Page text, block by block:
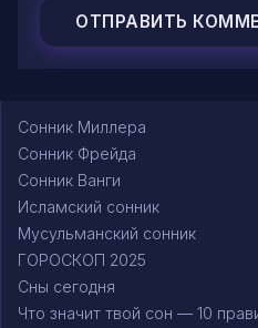
Сонник Миллера
Сонник Фрейда
Сонник Ванги
Исламский сонник
Мусульманский сонник
ГОРОСКОП 2025
Сны сегодня
Что значит твой сон — 10